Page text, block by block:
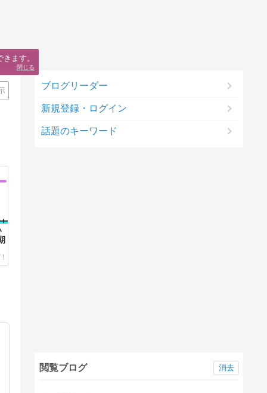
ブログリーダー
新規登録・ログイン
話題のキーワード
閲覧ブログ 消去
ます。
閉じる